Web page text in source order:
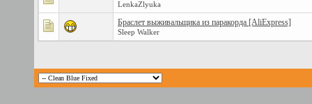
LenkaZlyuka
Браслет выживальщика из паракорда [AliExpress]
Sleep Walker